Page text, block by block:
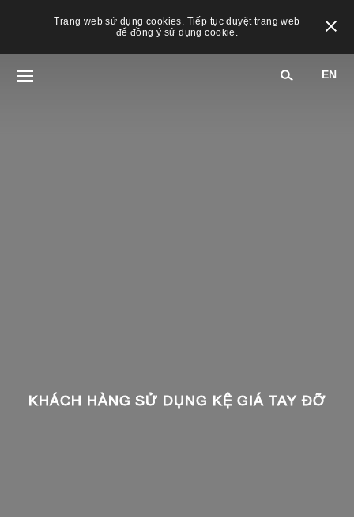
Trang web sử dụng cookies. Tiếp tục duyệt trang web
để đồng ý sử dụng cookie.
EN
KHÁCH HÀNG SỬ DỤNG KỆ GIÁ TAY ĐỠ